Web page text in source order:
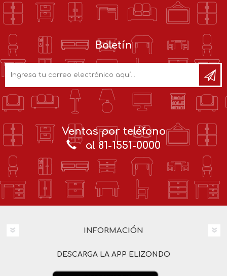
Boletín
Ventas por teléfono
al 81-1551-0000
INFORMACIÓN
DESCARGA LA APP ELIZONDO